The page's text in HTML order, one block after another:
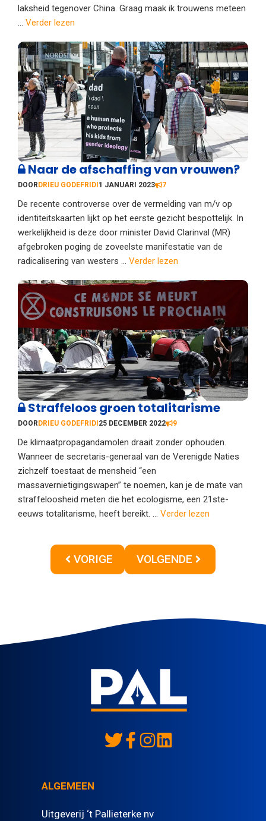
laksheid tegenover China. Graag maak ik trouwens meteen
... Verder lezen
Naar de afschaffing van vrouwen?
DOORDRIEU GODEFRIDI1 JANUARI 2023 7
De recente controverse over de vermelding van m/v op
identiteitskaarten lijkt op het eerste gezicht bespottelijk. In
werkelijkheid is deze door minister David Clarinval (MR)
afgebroken poging de zoveelste manifestatie van de
radicalisering van westers ... Verder lezen
Straffeloos groen totalitarisme
DOORDRIEU GODEFRIDI25 DECEMBER 2022 9
De klimaatpropagandamolen draait zonder ophouden.
Wanneer de secretaris-generaal van de Verenigde Naties
zichzelf toestaat de mensheid “een
massavernietigingswapen” te noemen, kan je de mate van
straffeloosheid meten die het ecologisme, een 21ste-
eeuws totalitarisme, heeft bereikt. ... Verder lezen
VORIGE VOLGENDE
ALGEMEEN
Uitgeverij ‘t Pallieterke nv